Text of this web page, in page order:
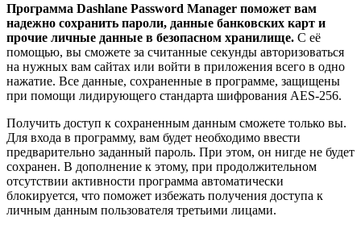
Программа Dashlane Password Manager поможет вам
надежно сохранить пароли, данные банковских карт и
прочие личные данные в безопасном хранилище. С её
помощью, вы сможете за считанные секунды авторизоваться
на нужных вам сайтах или войти в приложения всего в одно
нажатие. Все данные, сохраненные в программе, защищены
при помощи лидирующего стандарта шифрования AES-256.
Получить доступ к сохраненным данным сможете только вы.
Для входа в программу, вам будет необходимо ввести
предварительно заданный пароль. При этом, он нигде не будет
сохранен. В дополнение к этому, при продолжительном
отсутствии активности программа автоматически
блокируется, что поможет избежать получения доступа к
личным данным пользователя третьими лицами.